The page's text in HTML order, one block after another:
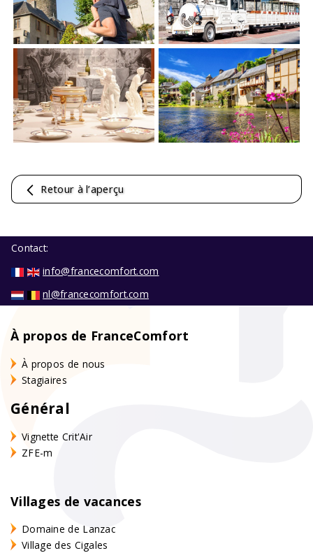
Retour à l’aperçu
Contact:
info@francecomfort.com
nl@francecomfort.com
À propos de FranceComfort
À propos de nous
Stagiaires
Général
Vignette Crit'Air
ZFE-m
Villages de vacances
Domaine de Lanzac
Village des Cigales